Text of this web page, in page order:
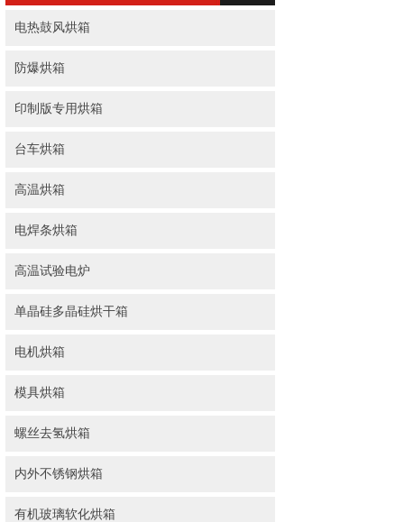
电热鼓风烘箱
防爆烘箱
印制版专用烘箱
台车烘箱
高温烘箱
电焊条烘箱
高温试验电炉
单晶硅多晶硅烘干箱
电机烘箱
模具烘箱
螺丝去氢烘箱
内外不锈钢烘箱
有机玻璃软化烘箱